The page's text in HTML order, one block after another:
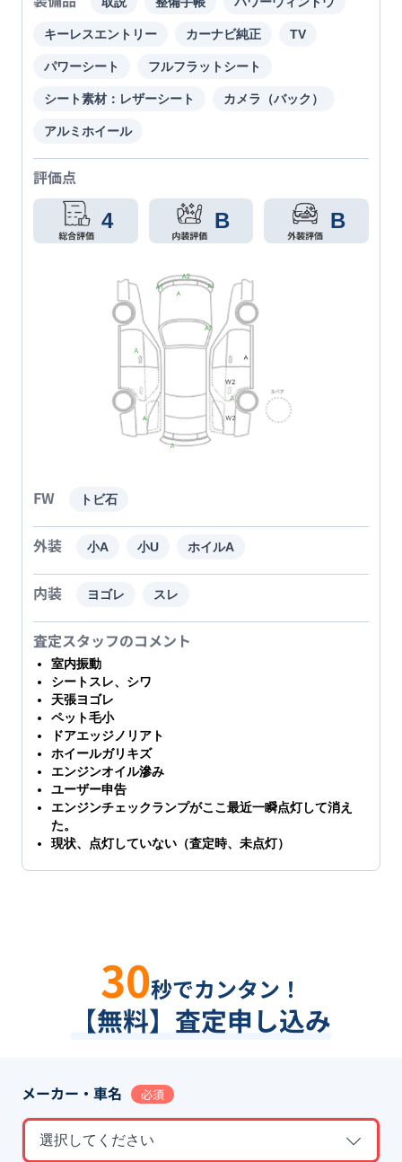
キーレスエントリー カーナビ純正 TV
パワーシート フルフラットシート
シート素材：レザーシート カメラ（バック）
アルミホイール
評価点
4 B B
FW トビ石
外装 小A 小U ホイルA
内装 ヨゴレ スレ
査定スタッフのコメント
室内振動
シートスレ、シワ
天張ヨゴレ
ペット毛小
ドアエッジノリアト
ホイールガリキズ
エンジンオイル滲み
ユーザー申告
エンジンチェックランプがここ最近一瞬点灯して消え
た。
現状、点灯していない（査定時、未点灯）
30秒でカンタン！
【無料】査定申し込み
メーカー・車名 必須
選択してください